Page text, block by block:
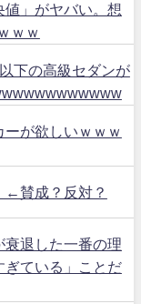
値」がヤバい。想
ｗｗ
下の高級セダンが
が欲しいｗｗｗ
←賛成？反対？
衰退した一番の理
ぎている」ことだ